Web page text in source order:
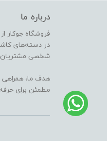
درباره ما
در دسته‌های
شخصی مشتریان
هدف ما، همراهی
مطمئن برای